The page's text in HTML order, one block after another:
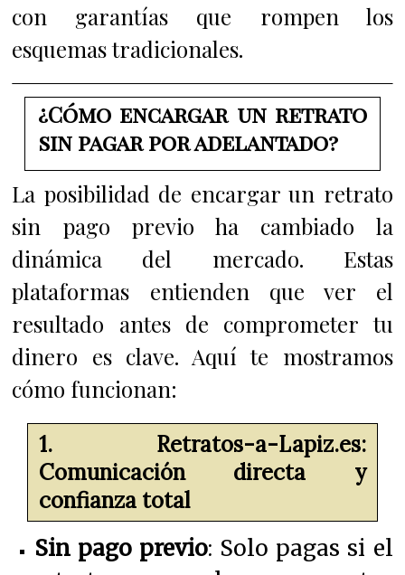
con garantías que rompen los
esquemas tradicionales.
¿Cómo encargar un retrato
sin pagar por adelantado?
La posibilidad de encargar un retrato
sin pago previo ha cambiado la
dinámica del mercado. Estas
plataformas entienden que ver el
resultado antes de comprometer tu
dinero es clave. Aquí te mostramos
cómo funcionan:
1. Retratos-a-Lapiz.es:
Comunicación directa y
confianza total
Sin pago previo: Solo pagas si el